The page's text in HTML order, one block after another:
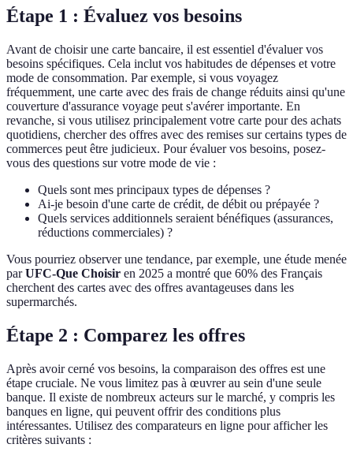
Étape 1 : Évaluez vos besoins
Avant de choisir une carte bancaire, il est essentiel d'évaluer vos
besoins spécifiques. Cela inclut vos habitudes de dépenses et votre
mode de consommation. Par exemple, si vous voyagez
fréquemment, une carte avec des frais de change réduits ainsi qu'une
couverture d'assurance voyage peut s'avérer importante. En
revanche, si vous utilisez principalement votre carte pour des achats
quotidiens, chercher des offres avec des remises sur certains types de
commerces peut être judicieux. Pour évaluer vos besoins, posez-
vous des questions sur votre mode de vie :
Quels sont mes principaux types de dépenses ?
Ai-je besoin d'une carte de crédit, de débit ou prépayée ?
Quels services additionnels seraient bénéfiques (assurances,
réductions commerciales) ?
Vous pourriez observer une tendance, par exemple, une étude menée
parUFC-Que Choisir en 2025 a montré que 60% des Français
cherchent des cartes avec des offres avantageuses dans les
supermarchés.
Étape 2 : Comparez les offres
Après avoir cerné vos besoins, la comparaison des offres est une
étape cruciale. Ne vous limitez pas à œuvrer au sein d'une seule
banque. Il existe de nombreux acteurs sur le marché, y compris les
banques en ligne, qui peuvent offrir des conditions plus
intéressantes. Utilisez des comparateurs en ligne pour afficher les
critères suivants :